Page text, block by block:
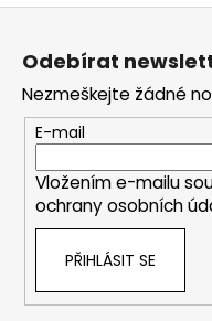
Z
Odebírat
Nezmeškejte žádné
E-mail
Vložením e-mailu
ochrany osobních
PŘIHLÁSIT SE